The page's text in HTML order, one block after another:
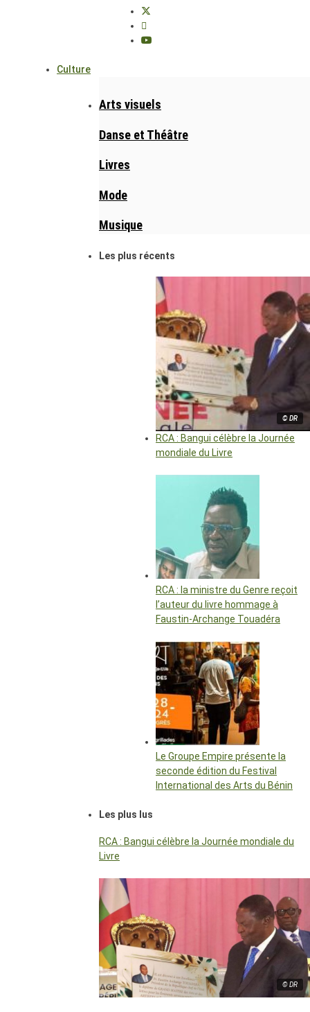
Culture
Arts visuels
Danse et Théâtre
Livres
Mode
Musique
Les plus récents
© DR
RCA : Bangui célèbre la Journée
mondiale du Livre
RCA : la ministre du Genre reçoit
l’auteur du livre hommage à
Faustin-Archange Touadéra
Le Groupe Empire présente la
seconde édition du Festival
International des Arts du Bénin
Les plus lus
RCA : Bangui célèbre la Journée mondiale du
Livre
© DR